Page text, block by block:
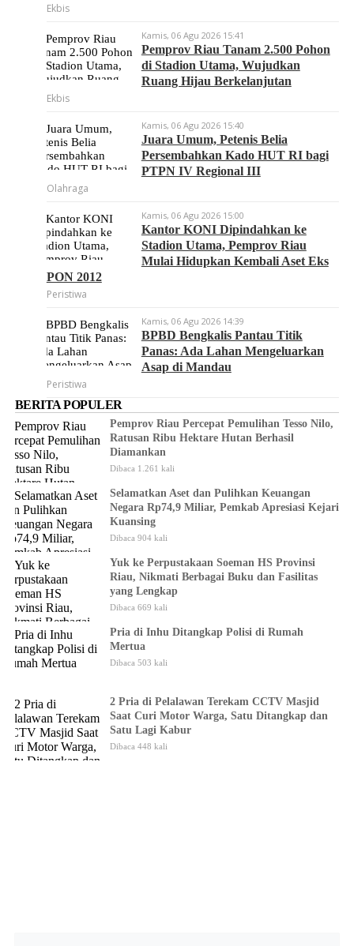
Ekbis
Kamis, 06 Agu 2026 15:41
Pemprov Riau Tanam 2.500 Pohon
di Stadion Utama, Wujudkan
Ruang Hijau Berkelanjutan
Ekbis
Kamis, 06 Agu 2026 15:40
Juara Umum, Petenis Belia
Persembahkan Kado HUT RI bagi
PTPN IV Regional III
Olahraga
Kamis, 06 Agu 2026 15:00
Kantor KONI Dipindahkan ke
Stadion Utama, Pemprov Riau
Mulai Hidupkan Kembali Aset Eks
PON 2012
Peristiwa
Kamis, 06 Agu 2026 14:39
BPBD Bengkalis Pantau Titik
Panas: Ada Lahan Mengeluarkan
Asap di Mandau
Peristiwa
BERITA POPULER
Pemprov Riau Percepat Pemulihan Tesso Nilo,
Ratusan Ribu Hektare Hutan Berhasil
Diamankan
Dibaca 1.261 kali
Selamatkan Aset dan Pulihkan Keuangan
Negara Rp74,9 Miliar, Pemkab Apresiasi Kejari
Kuansing
Dibaca 904 kali
Yuk ke Perpustakaan Soeman HS Provinsi
Riau, Nikmati Berbagai Buku dan Fasilitas
yang Lengkap
Dibaca 669 kali
Pria di Inhu Ditangkap Polisi di Rumah
Mertua
Dibaca 503 kali
2 Pria di Pelalawan Terekam CCTV Masjid
Saat Curi Motor Warga, Satu Ditangkap dan
Satu Lagi Kabur
Dibaca 448 kali